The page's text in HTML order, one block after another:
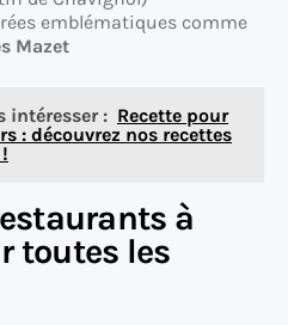
emblématiques comme
Mazet
intéresser : Recette pour
: découvrez nos recettes
à
toutes les